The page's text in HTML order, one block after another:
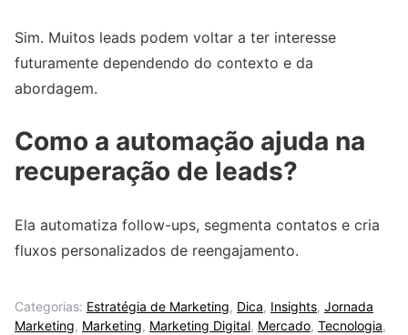
Sim. Muitos leads podem voltar a ter interesse
futuramente dependendo do contexto e da
abordagem.
Como a automação ajuda na
recuperação de leads?
Ela automatiza follow-ups, segmenta contatos e cria
fluxos personalizados de reengajamento.
Categorias: Estratégia de Marketing, Dica, Insights, Jornada
Marketing, Marketing, Marketing Digital, Mercado, Tecnologia,